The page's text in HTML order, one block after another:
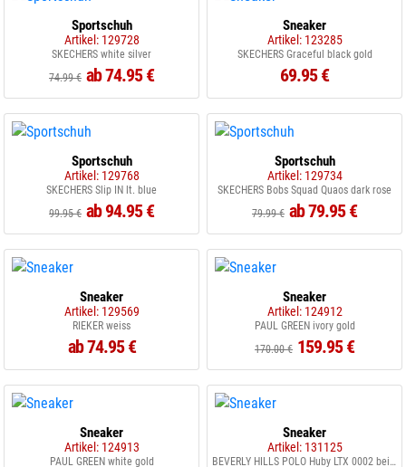
Sportschuh
Artikel: 129728
SKECHERS white silver
74.99 € ab 74.95 €
Sneaker
Artikel: 123285
SKECHERS Graceful black gold
69.95 €
Sportschuh
Artikel: 129768
SKECHERS Slip IN lt. blue
99.95 € ab 94.95 €
Sportschuh
Artikel: 129734
SKECHERS Bobs Squad Quaos dark rose
79.99 € ab 79.95 €
Sneaker
Artikel: 129569
RIEKER weiss
ab 74.95 €
Sneaker
Artikel: 124912
PAUL GREEN ivory gold
170.00 € 159.95 €
Sneaker
Artikel: 124913
PAUL GREEN white gold
Sneaker
Artikel: 131125
BEVERLY HILLS POLO Huby LTX 0002 beige